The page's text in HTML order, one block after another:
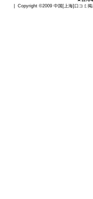
| Copyright ©2009 中国[上海]口コミ掲